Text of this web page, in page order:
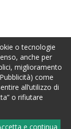
o tecnologie
anche per
miglioramento
come
all’utilizzo di
o rifiutare
e continua